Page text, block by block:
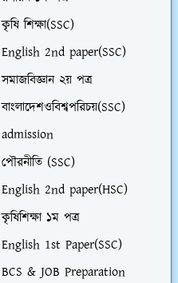
কৃষি শিক্ষা(SSC)
English 2nd paper(SSC)
সমাজবিজ্ঞান ২য় পত্র
বাংলাদেশওবিশ্বপরিচয়(SSC)
admission
পৌরনীতি (SSC)
English 2nd paper(HSC)
কৃষিশিক্ষা ১ম পত্র
English 1st Paper(SSC)
BCS & JOB Preparation